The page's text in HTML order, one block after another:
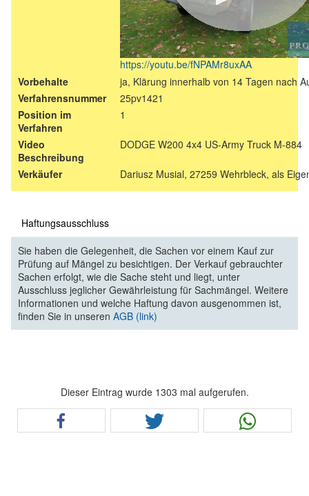
https://youtu.be/fNPAMr8uxAA
Vorbehalte
ja, Klärung innerhalb von 14 Tagen nach
Verfahrensnummer
25pv1421
Position im
Verfahren
1
Video
Beschreibung
DODGE W200 4x4 US-Army Truck M-884
Verkäufer Dariusz Musial, 27259 Wehrbleck, als
Haftungsausschluss
Sie haben die Gelegenheit, die Sachen vor einem Kauf zur
Prüfung auf Mängel zu besichtigen. Der Verkauf gebrauchter
Sachen erfolgt, wie die Sache steht und liegt, unter
Ausschluss jeglicher Gewährleistung für Sachmängel. Weitere
Informationen und welche Haftung davon ausgenommen ist,
finden Sie in unseren AGB (link)
Dieser Eintrag wurde 1303 mal aufgerufen.